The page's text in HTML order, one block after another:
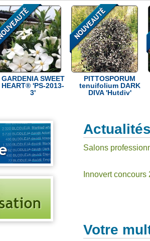
GARDENIA SWEET
HEART® 'PS-2013-
3'
PITTOSPORUM
tenuifolium DARK
DIVA 'Hutdiv'
Actualités
Salons
Innovert concours
Votre